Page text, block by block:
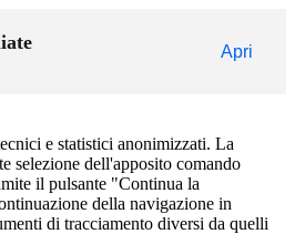
Apri
e statistici anonimizzati. La
selezione dell'apposito comando
il pulsante "Continua la
della navigazione in
di tracciamento diversi da quelli